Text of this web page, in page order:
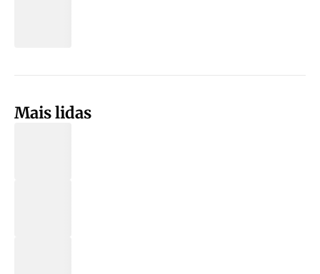
Mais lidas